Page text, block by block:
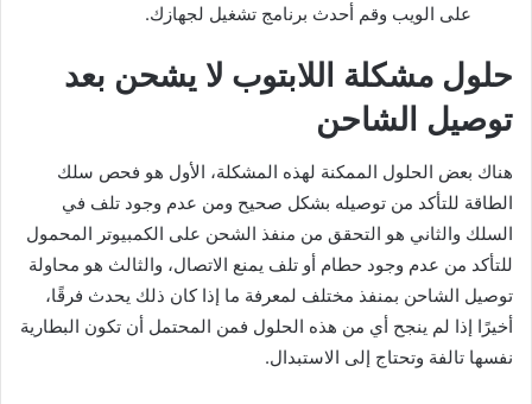
على الويب وقم أحدث برنامج تشغيل لجهازك.
حلول مشكلة اللابتوب لا يشحن بعد
توصيل الشاحن
هناك بعض الحلول الممكنة لهذه المشكلة، الأول هو فحص سلك
الطاقة للتأكد من توصيله بشكل صحيح ومن عدم وجود تلف في
السلك والثاني هو التحقق من منفذ الشحن على الكمبيوتر المحمول
للتأكد من عدم وجود حطام أو تلف يمنع الاتصال، والثالث هو محاولة
توصيل الشاحن بمنفذ مختلف لمعرفة ما إذا كان ذلك يحدث فرقًا،
أخيرًا إذا لم ينجح أي من هذه الحلول فمن المحتمل أن تكون البطارية
نفسها تالفة وتحتاج إلى الاستبدال.